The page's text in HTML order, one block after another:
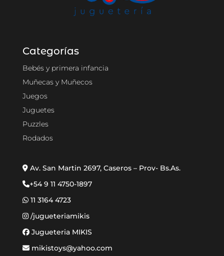
Categorías
Bebés y primera infancia
Muñecas y Muñecos
Juegos
Juguetes
Puzzles
Rodados
Av. San Martin 2697, Caseros – Prov- Bs.As.
+54 9 11 4750-1897
11 3164 4723
/jugueteriamikis
Jugueteria MIKIS
mikistoys@yahoo.com